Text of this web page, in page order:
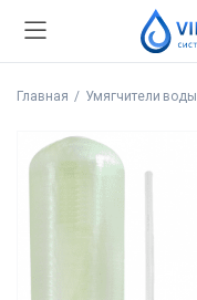
Главная Умягчители воды